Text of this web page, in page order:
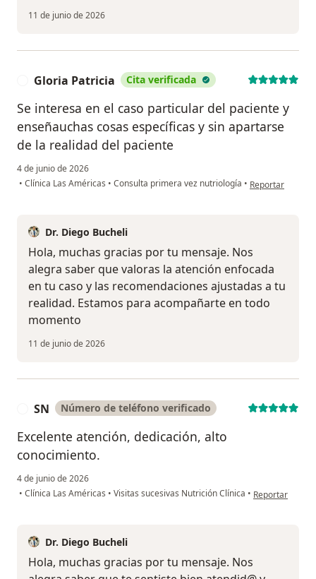
11 de junio de 2026
Gloria Patricia Cita verificada
Se interesa en el caso particular del paciente y
enseñauchas cosas específicas y sin apartarse
de la realidad del paciente
4 de junio de 2026
• Clínica Las Américas • Consulta primera vez nutriología • en opinión del
Reportar
Dr. Diego Bucheli
Hola, muchas gracias por tu mensaje. Nos
alegra saber que valoras la atención enfocada
en tu caso y las recomendaciones ajustadas a tu
realidad. Estamos para acompañarte en todo
momento
11 de junio de 2026
SN Número de teléfono verificado
Excelente atención, dedicación, alto
conocimiento.
4 de junio de 2026
• Clínica Las Américas • Visitas sucesivas Nutrición Clínica • en opinión del
Reportar
Dr. Diego Bucheli
Hola, muchas gracias por tu mensaje. Nos